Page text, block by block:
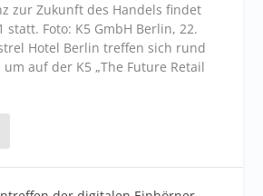
zur Zukunft des Handels findet
statt. Foto: K5 GmbH Berlin, 22.
Hotel Berlin treffen sich rund
um auf der K5 „The Future Retail